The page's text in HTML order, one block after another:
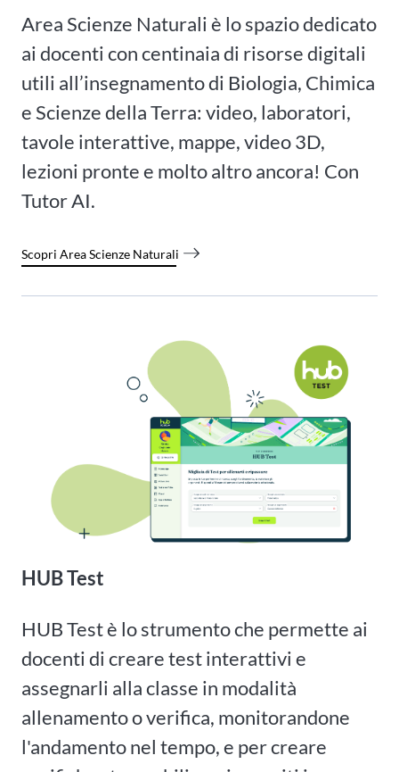
Area Scienze Naturali è lo spazio dedicato
ai docenti con centinaia di risorse digitali
utili all’insegnamento di Biologia, Chimica
e Scienze della Terra: video, laboratori,
tavole interattive, mappe, video 3D,
lezioni pronte e molto altro ancora! Con
Tutor AI.
Scopri Area Scienze Naturali
HUB Test
HUB Test è lo strumento che permette ai
docenti di creare test interattivi e
assegnarli alla classe in modalità
allenamento o verifica, monitorandone
l'andamento nel tempo, e per creare